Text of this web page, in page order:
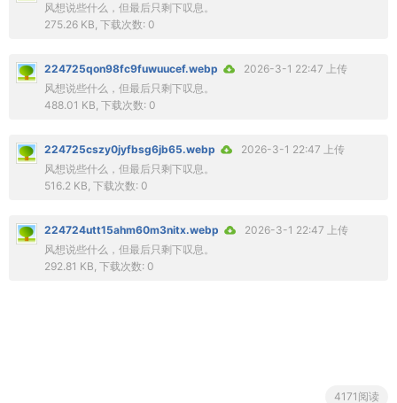
风想说些什么，但最后只剩下叹息。
275.26 KB, 下载次数: 0
224725qon98fc9fuwuucef.webp
2026-3-1 22:47 上传
风想说些什么，但最后只剩下叹息。
488.01 KB, 下载次数: 0
224725cszy0jyfbsg6jb65.webp
2026-3-1 22:47 上传
风想说些什么，但最后只剩下叹息。
516.2 KB, 下载次数: 0
224724utt15ahm60m3nitx.webp
2026-3-1 22:47 上传
风想说些什么，但最后只剩下叹息。
292.81 KB, 下载次数: 0
4171阅读